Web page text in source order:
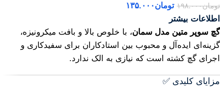
تومان۱۹۸.۰۰۰ تومان۱۳۵.۰۰۰
اطلاعات بیشتر
گچ سوپر متین مدل سمان، با خلوص بالا و بافت میکرونیزه،
گزینه‌ای ایده‌آل و محبوب بین استادکاران برای سفیدکاری و
اجرای گچ کشته است که نیازی به الک ندارد.
مزایای کلیدی ✅